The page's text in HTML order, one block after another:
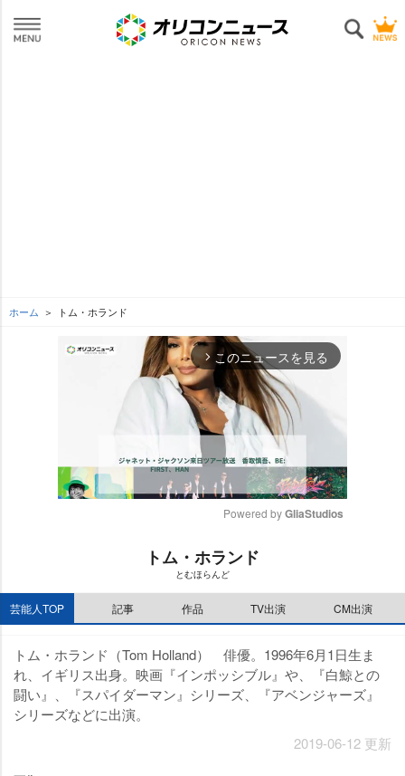
ホーム トム・ホランド
arrow_forward_ios このニュースを見る
e
Powered by GliaStudios
トム・ホランド
とむほらんど
芸能人TOP 記事 作品 TV出演 CM出演
トム・ホランド（Tom Holland） 俳優。1996年6月1日生ま
れ、イギリス出身。映画『インポッシブル』や、『白鯨との
闘い』、『スパイダーマン』シリーズ、『アベンジャーズ』
シリーズなどに出演。
2019-06-12 更新